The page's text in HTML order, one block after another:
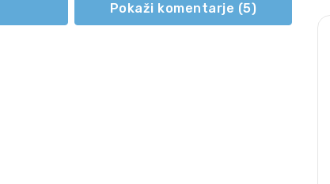
Pokaži komentarje (5)